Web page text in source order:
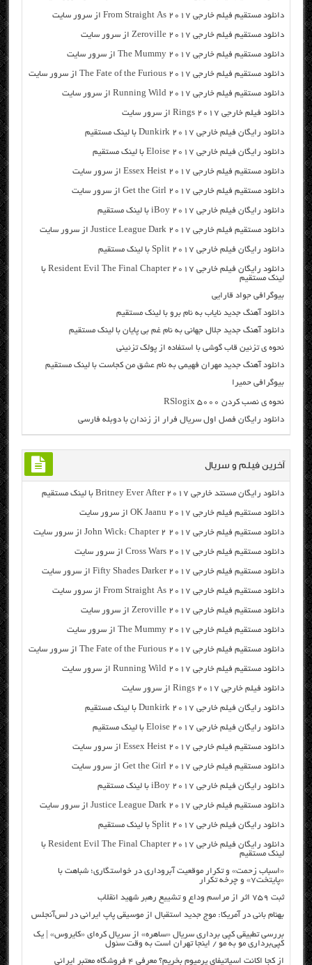
دانلود مستقیم فیلم خارجی From Straight As 2017 از سرور سایت
دانلود مستقیم فیلم خارجی Zeroville 2017 از سرور سایت
دانلود مستقیم فیلم خارجی The Mummy 2017 از سرور سایت
دانلود مستقیم فیلم خارجی The Fate of the Furious 2017 از سرور سایت
دانلود مستقیم فیلم خارجی Running Wild 2017 از سرور سایت
دانلود فیلم خارجی Rings 2017 از سرور سایت
دانلود رایگان فیلم خارجی Dunkirk 2017 با لینک مستقیم
دانلود رایگان فیلم خارجی Eloise 2017 با لینک مستقیم
دانلود مستقیم فیلم خارجی Essex Heist 2017 از سرور سایت
دانلود مستقیم فیلم خارجی Get the Girl 2017 از سرور سایت
دانلود رایگان فیلم خارجی iBoy 2017 با لینک مستقیم
دانلود مستقیم فیلم خارجی Justice League Dark 2017 از سرور سایت
دانلود رایگان فیلم خارجی Split 2017 با لینک مستقیم
دانلود رایگان فیلم خارجی Resident Evil The Final Chapter 2017 با
لینک مستقیم
بیوگرافی جواد قارایی
دانلود آهنگ جدید نایاب به نام برو با لینک مستقیم
دانلود آهنگ جدید جلال جهانی به نام غم بی پایان با لینک مستقیم
نحوه ی تزئین قاب گوشی با استفاده از پولک تزئینی
دانلود آهنگ جدید مهران فهیمی به نام عشق من کجاست با لینک مستقیم
بیوگرافی حمیرا
نحوه ی نصب کردن RSlogix 5000
دانلود رایگان فصل اول سریال فرار از زندان با دوبله فارسی
آخرین فیلم و سریال
دانلود رایگان مسنتد خارجی Britney Ever After 2017 با لینک مستقیم
دانلود مستقیم فیلم خارجی OK Jaanu 2017 از سرور سایت
دانلود مستقیم فیلم خارجی John Wick: Chapter 2 2017 از سرور سایت
دانلود مستقیم فیلم خارجی Cross Wars 2017 از سرور سایت
دانلود مستقیم فیلم خارجی Fifty Shades Darker 2017 از سرور سایت
دانلود مستقیم فیلم خارجی From Straight As 2017 از سرور سایت
دانلود مستقیم فیلم خارجی Zeroville 2017 از سرور سایت
دانلود مستقیم فیلم خارجی The Mummy 2017 از سرور سایت
دانلود مستقیم فیلم خارجی The Fate of the Furious 2017 از سرور سایت
دانلود مستقیم فیلم خارجی Running Wild 2017 از سرور سایت
دانلود فیلم خارجی Rings 2017 از سرور سایت
دانلود رایگان فیلم خارجی Dunkirk 2017 با لینک مستقیم
دانلود رایگان فیلم خارجی Eloise 2017 با لینک مستقیم
دانلود مستقیم فیلم خارجی Essex Heist 2017 از سرور سایت
دانلود مستقیم فیلم خارجی Get the Girl 2017 از سرور سایت
دانلود رایگان فیلم خارجی iBoy 2017 با لینک مستقیم
دانلود مستقیم فیلم خارجی Justice League Dark 2017 از سرور سایت
دانلود رایگان فیلم خارجی Split 2017 با لینک مستقیم
دانلود رایگان فیلم خارجی Resident Evil The Final Chapter 2017 با
لینک مستقیم
«اسباب زحمت» و تکرار موقعیت آبروداری در خواستگاری؛ شباهت با
«پایتخت۷» و چرخه تکرار
ثبت ۷۵۹ اثر از مراسم وداع و تشییع رهبر شهید انقلاب
بهنام بانی در آمریکا: موج جدید استقبال از موسیقی پاپ ایرانی در لس‌آنجلس
بررسی تطبیقی کپی برداری سریال «ساهره» از سریال کره‌ای «کایروس» | یک
کپی‌برداری مو به مو / اینجا تهران است به وقت سئول
از کجا اکانت اسپاتیفای پرمیوم بخریم؟ معرفی ۴ فروشگاه معتبر ایرانی